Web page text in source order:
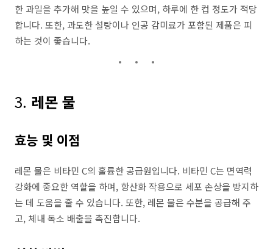
한 과일을 추가해 맛을 높일 수 있으며, 하루에 한 컵 정도가 적당
합니다. 또한, 과도한 설탕이나 인공 감미료가 포함된 제품은 피
하는 것이 좋습니다.
3. 레몬 물
효능 및 이점
레몬 물은 비타민 C의 훌륭한 공급원입니다. 비타민 C는 면역력
강화에 중요한 역할을 하며, 항산화 작용으로 세포 손상을 방지하
는 데 도움을 줄 수 있습니다. 또한, 레몬 물은 수분을 공급해 주
고, 체내 독소 배출을 촉진합니다.